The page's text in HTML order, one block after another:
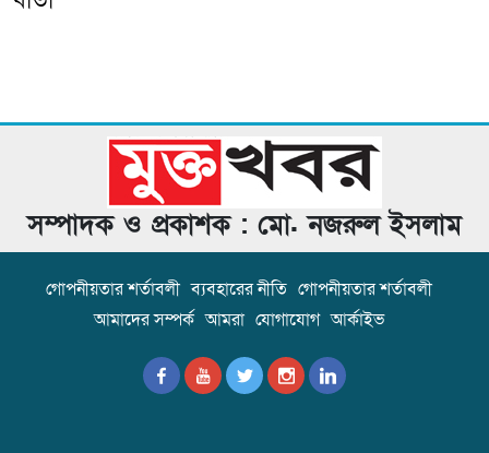
সম্পাদক ও প্রকাশক : মো. নজরুল ইসলাম
গোপনীয়তার শর্তাবলী ব্যবহারের নীতি গোপনীয়তার শর্তাবলী
আমাদের সম্পর্ক আমরা যোগাযোগ আর্কাইভ